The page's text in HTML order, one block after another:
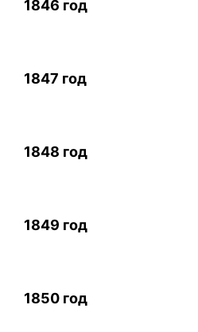
1846 год
1847 год
1848 год
1849 год
1850 год